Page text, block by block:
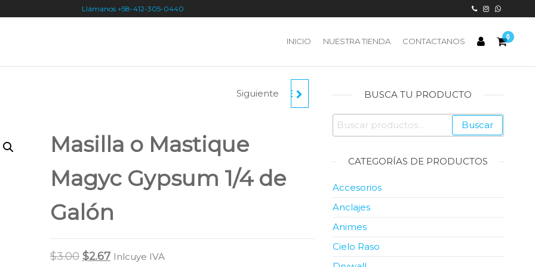
Llámanos +58-412-305-0440
0
INICIO NUESTRA TIENDA CONTACTANOS
MASILLA O MASTIQUE
GALÓN
Siguiente
Masilla o Mastique
Magyc Gypsum 1/4 de
Galón
$3.00 Original
$2.67Current
Inlcuye IVA
BUSCA TU PRODUCTO
Buscar
por:
Buscar
CATEGORÍAS DE PRODUCTOS
Accesorios
Anclajes
Animes
Cielo Raso